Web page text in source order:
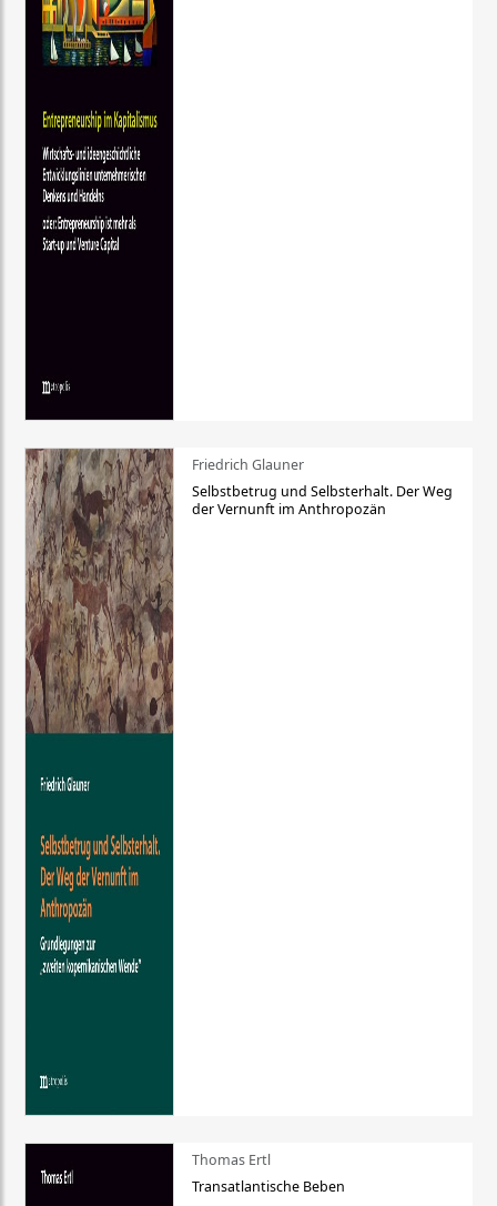
Friedrich Glauner
Selbstbetrug und Selbsterhalt. Der Weg
der Vernunft im Anthropozän
Thomas Ertl
Transatlantische Beben